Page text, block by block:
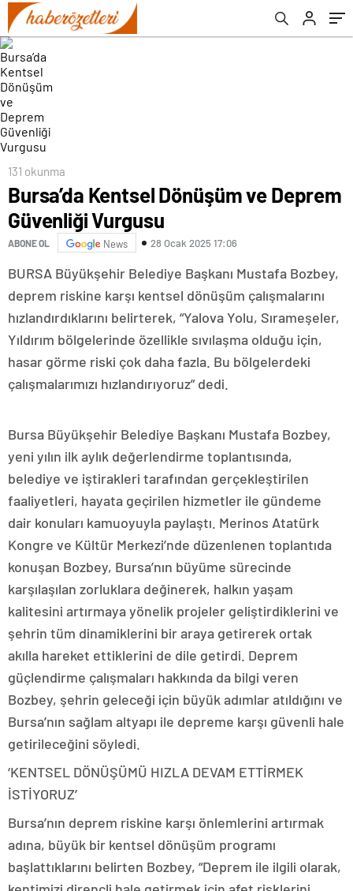
131 okunma
Bursa’da Kentsel Dönüşüm ve Deprem
Güvenliği Vurgusu
ABONE OL News 28 Ocak 2025 17:06
BURSA Büyükşehir Belediye Başkanı Mustafa Bozbey,
deprem riskine karşı kentsel dönüşüm çalışmalarını
hızlandırdıklarını belirterek, “Yalova Yolu, Sırameşeler,
Yıldırım bölgelerinde özellikle sıvılaşma olduğu için,
hasar görme riski çok daha fazla. Bu bölgelerdeki
çalışmalarımızı hızlandırıyoruz” dedi.
Bursa Büyükşehir Belediye Başkanı Mustafa Bozbey,
yeni yılın ilk aylık değerlendirme toplantısında,
belediye ve iştirakleri tarafından gerçekleştirilen
faaliyetleri, hayata geçirilen hizmetler ile gündeme
dair konuları kamuoyuyla paylaştı. Merinos Atatürk
Kongre ve Kültür Merkezi’nde düzenlenen toplantıda
konuşan Bozbey, Bursa’nın büyüme sürecinde
karşılaşılan zorluklara değinerek, halkın yaşam
kalitesini artırmaya yönelik projeler geliştirdiklerini ve
şehrin tüm dinamiklerini bir araya getirerek ortak
akılla hareket ettiklerini de dile getirdi. Deprem
güçlendirme çalışmaları hakkında da bilgi veren
Bozbey, şehrin geleceği için büyük adımlar atıldığını ve
Bursa’nın sağlam altyapı ile depreme karşı güvenli hale
getirileceğini söyledi.
‘KENTSEL DÖNÜŞÜMÜ HIZLA DEVAM ETTİRMEK
İSTİYORUZ’
Bursa’nın deprem riskine karşı önlemlerini artırmak
adına, büyük bir kentsel dönüşüm programı
başlattıklarını belirten Bozbey, “Deprem ile ilgili olarak,